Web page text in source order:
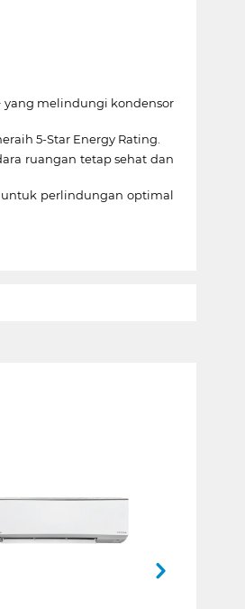
melindungi kondensor
5-Star Energy Rating.
ruangan tetap sehat dan
perlindungan optimal